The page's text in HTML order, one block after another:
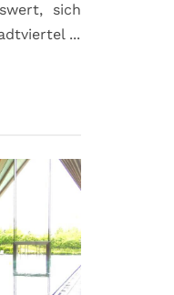
sich
...